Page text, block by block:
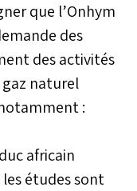
que l’Onhym
des
des activités
naturel
:
africain
études sont